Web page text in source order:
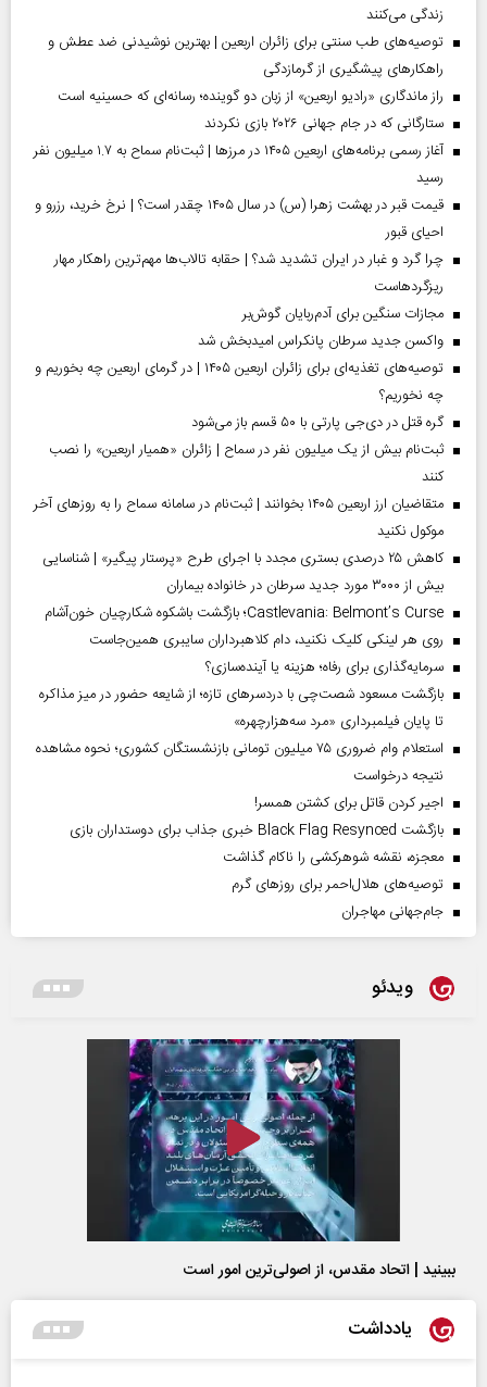
زندگی می‌کنند
توصیه‌های طب سنتی برای زائران اربعین | بهترین نوشیدنی ضد عطش و
راهکارهای پیشگیری از گرمازدگی
راز ماندگاری «رادیو اربعین» از زبان دو گوینده؛ رسانه‌ای که حسینیه است
ستارگانی که در جام جهانی ۲۰۲۶ بازی نکردند
آغاز رسمی برنامه‌های اربعین ۱۴۰۵ در مرز‌ها | ثبت‌نام سماح به ۱.۷ میلیون نفر
رسید
قیمت قبر در بهشت زهرا (س) در سال ۱۴۰۵ چقدر است؟ | نرخ خرید، رزرو و
احیای قبور
چرا گرد و غبار در ایران تشدید شد؟ | حقابه تالاب‌ها مهم‌ترین راهکار مهار
ریزگردهاست
مجازات سنگین برای آدم‌ربایان گوش‌بر
واکسن جدید سرطان پانکراس امیدبخش شد
توصیه‌های تغذیه‌ای برای زائران اربعین ۱۴۰۵ | در گرمای اربعین چه بخوریم و
چه نخوریم؟
گره قتل در دی‌جی پارتی با ۵۰ قسم باز می‌شود
ثبت‌نام بیش از یک میلیون نفر در سماح | زائران «همیار اربعین» را نصب
کنند
متقاضیان ارز اربعین ۱۴۰۵ بخوانند | ثبت‌نام در سامانه سماح را به روز‌های آخر
موکول نکنید
کاهش ۲۵ درصدی بستری مجدد با اجرای طرح «پرستار پیگیر» | شناسایی
بیش از ۳۰۰۰ مورد جدید سرطان در خانواده بیماران
Castlevania: Belmont’s Curse؛ بازگشت باشکوه شکارچیان خون‌آشام
روی هر لینکی کلیک نکنید، دام کلاهبرداران سایبری همین‌جاست
سرمایه‌گذاری برای رفاه؛ هزینه یا آینده‌سازی؟
بازگشت مسعود شصت‌چی با دردسر‌های تازه؛ از شایعه حضور در میز مذاکره
تا پایان فیلمبرداری «مرد سه‌هزارچهره»
استعلام وام ضروری ۷۵ میلیون تومانی بازنشستگان کشوری؛ نحوه مشاهده
نتیجه درخواست
اجیر کردن قاتل برای کشتن همسر!
بازگشت Black Flag Resynced خبری جذاب برای دوستداران بازی
معجزه، نقشه شوهرکشی را ناکام گذاشت
توصیه‌های هلال‌احمر برای روز‌های گرم
جام‌جهانی مهاجران
ویدئو
ببینید | اتحاد مقدس، از اصولی‌ترین امور است
یادداشت